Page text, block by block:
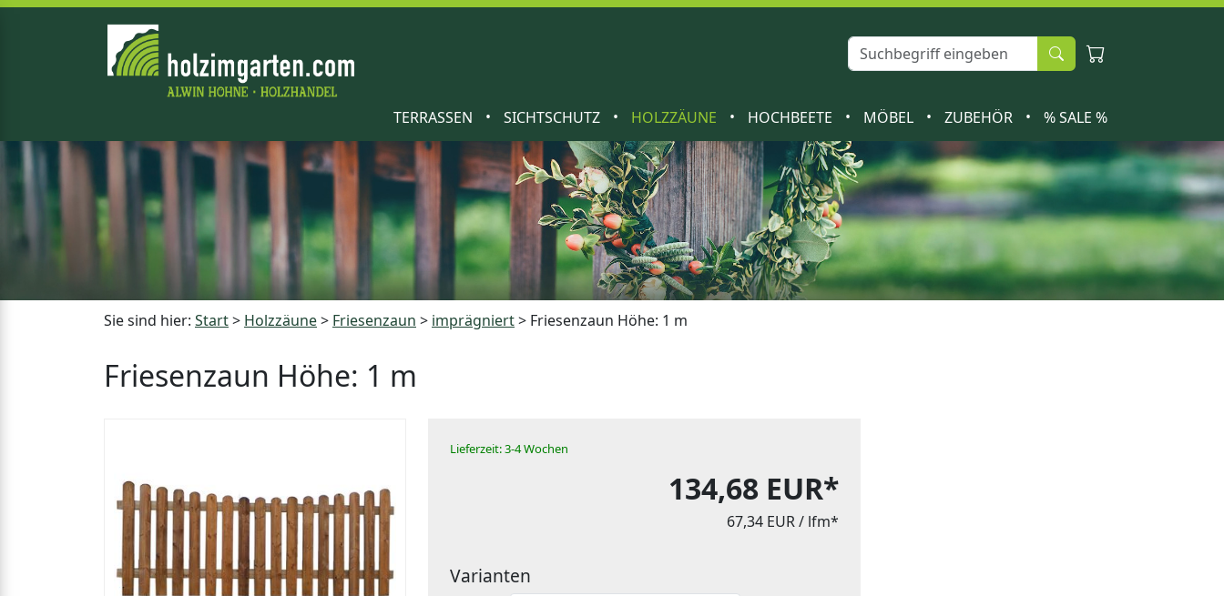
TERRASSEN • SICHTSCHUTZ • HOLZZÄUNE • HOCHBEETE • MÖBEL • ZUBEHÖR • % SALE %
Sie sind hier: Start> Holzzäune> Friesenzaun > imprägniert> Friesenzaun Höhe: 1 m
Friesenzaun Höhe: 1 m
Lieferzeit: 3-4 Wochen
134,68 EUR*
67,34 EUR/ lfm*
Varianten